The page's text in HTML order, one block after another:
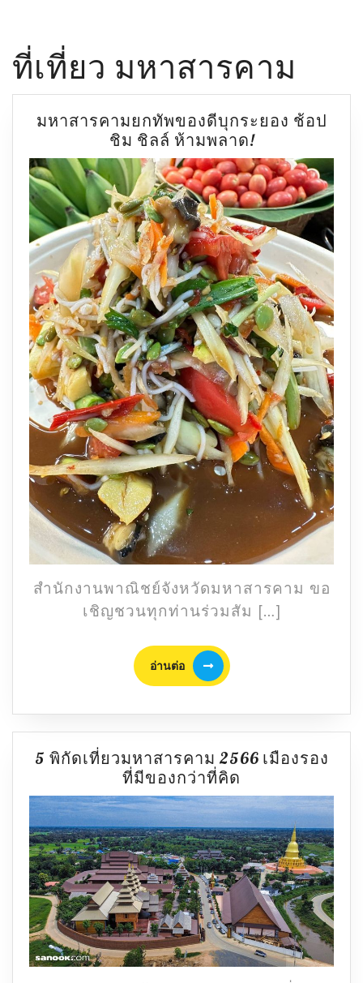
ที่เที่ยว มหาสารคาม
มหาสารคามยกทัพของดีบุกระยอง ช้อป
ชิม ชิลล์ ห้ามพลาด!มหาสารคาม
ยก
ทัพ
ของดี
บุก
ระยอง
ช้อป
ชิม
ชิ
ลล์
ห้าม
พลาด!
สำนักงานพาณิชย์จังหวัดมหาสารคาม ขอ
เชิญชวนทุกท่านร่วมสัม […]
อ่านต่อ
อ่าน
ต่อ
5 พิกัดเที่ยวมหาสารคาม 2566 เมืองรอง
ที่มีของกว่าที่คิด
พิกัด
เที่ยว
มหาสารคาม
2566
เมือง
รอง
ที่
มี
ของ
กว่า